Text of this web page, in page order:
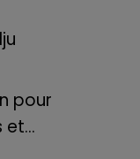
pour